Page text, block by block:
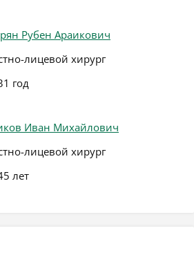
Рубен Араикович
лицевой хирург
год
Иван Михайлович
лицевой хирург
лет